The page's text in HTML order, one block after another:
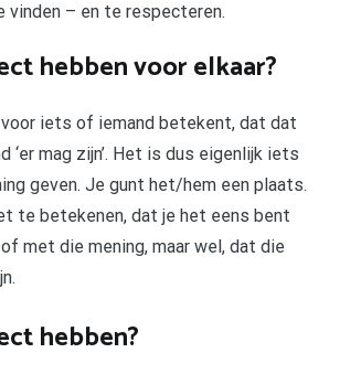
vinden – en te respecteren.
hebben voor elkaar?
iets of iemand betekent, dat dat
‘er mag zijn’. Het is dus eigenlijk iets
geven. Je gunt het/hem een plaats.
te betekenen, dat je het eens bent
met die mening, maar wel, dat die
hebben?